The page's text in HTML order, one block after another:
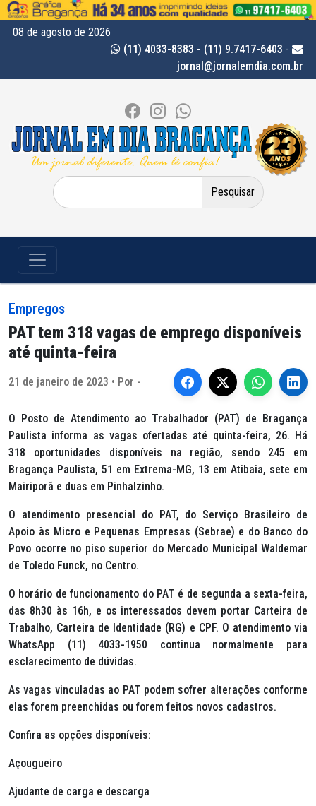
08 de agosto de 2026
(11) 4033-8383 - (11) 9.7417-6403 -
jornal@jornalemdia.com.br
Pesquisar
por:
Empregos
PAT tem 318 vagas de emprego disponíveis
até quinta-feira
21 de janeiro de 2023 • Por -
O Posto de Atendimento ao Trabalhador (PAT) de Bragança
Paulista informa as vagas ofertadas até quinta-feira, 26. Há
318 oportunidades disponíveis na região, sendo 245 em
Bragança Paulista, 51 em Extrema-MG, 13 em Atibaia, sete em
Mairiporã e duas em Pinhalzinho.
O atendimento presencial do PAT, do Serviço Brasileiro de
Apoio às Micro e Pequenas Empresas (Sebrae) e do Banco do
Povo ocorre no piso superior do Mercado Municipal Waldemar
de Toledo Funck, no Centro.
O horário de funcionamento do PAT é de segunda a sexta-feira,
das 8h30 às 16h, e os interessados devem portar Carteira de
Trabalho, Carteira de Identidade (RG) e CPF. O atendimento via
WhatsApp (11) 4033-1950 continua normalmente para
esclarecimento de dúvidas.
As vagas vinculadas ao PAT podem sofrer alterações conforme
elas forem preenchidas ou forem feitos novos cadastros.
Confira as opções disponíveis:
Açougueiro
Ajudante de carga e descarga